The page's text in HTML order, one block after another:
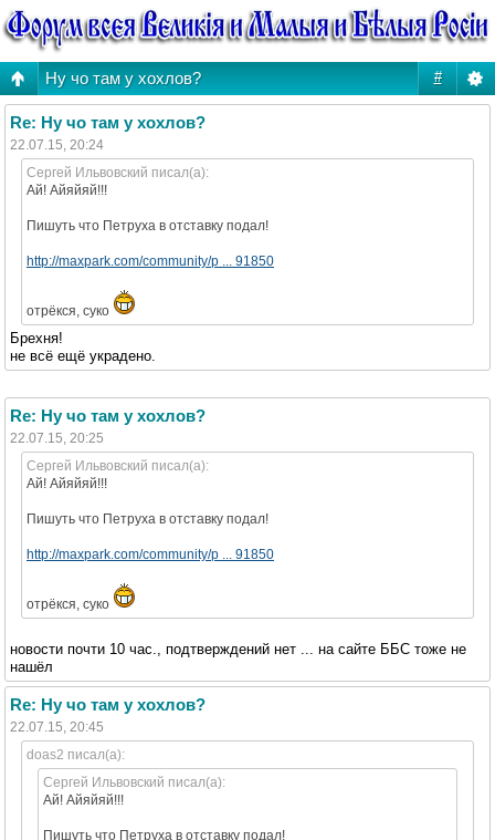
#
Ну чо там у хохлов?
Re: Ну чо там у хохлов?
22.07.15, 20:24
Сергей Ильвовский писал(а):
Ай! Айяйяй!!!
Пишуть что Петруха в отставку подал!
http://maxpark.com/community/p ... 91850
отрёкся, суко
Брехня!
не всё ещё украдено.
Re: Ну чо там у хохлов?
22.07.15, 20:25
Сергей Ильвовский писал(а):
Ай! Айяйяй!!!
Пишуть что Петруха в отставку подал!
http://maxpark.com/community/p ... 91850
отрёкся, суко
новости почти 10 час., подтверждений нет ... на сайте ББС тоже не
нашёл
Re: Ну чо там у хохлов?
22.07.15, 20:45
doas2 писал(а):
Сергей Ильвовский писал(а):
Ай! Айяйяй!!!
Пишуть что Петруха в отставку подал!